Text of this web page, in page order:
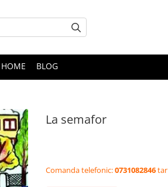
HOME BLOG
La semafor
Comanda telefonic:0731082846